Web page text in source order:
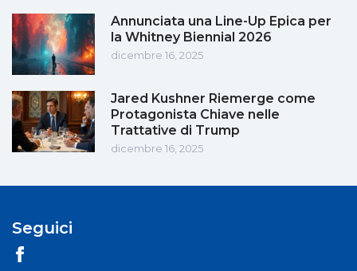
Annunciata una Line-Up Epica per
la Whitney Biennial 2026
dicembre 16, 2025
Jared Kushner Riemerge come
Protagonista Chiave nelle
Trattative di Trump
dicembre 16, 2025
Seguici